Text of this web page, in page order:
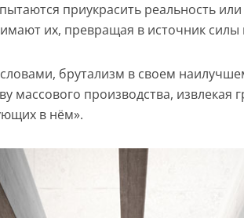
приукрасить реальность
их, превращая в источник силы
брутализм в своем
массового производства,
в нём».